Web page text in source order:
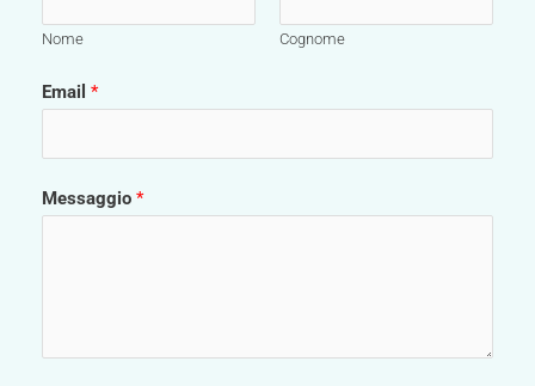
Nome Cognome
Email *
Messaggio *